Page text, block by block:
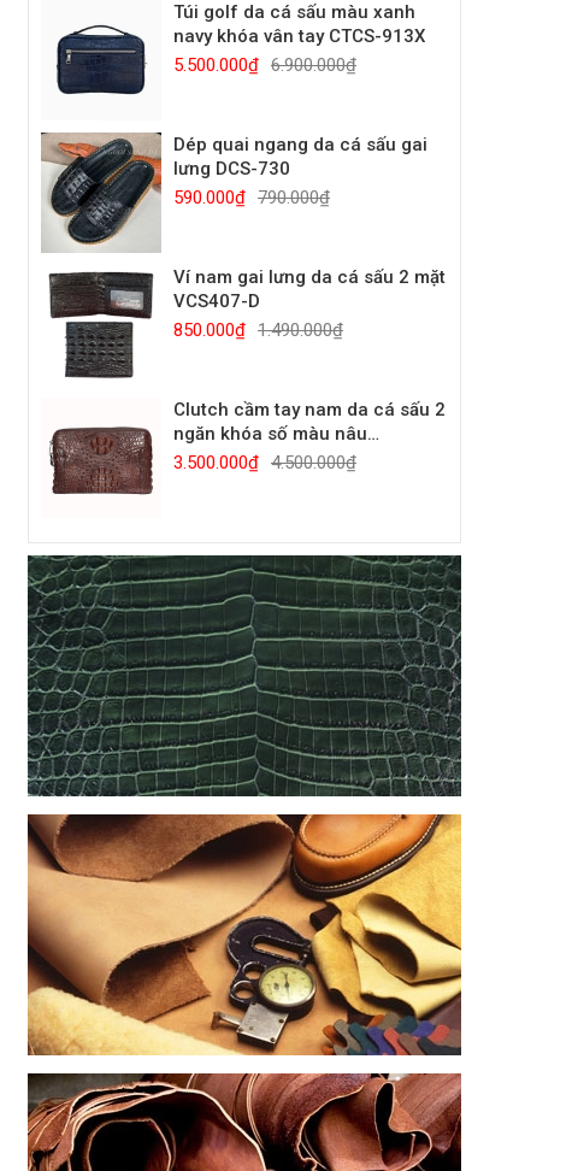
Túi golf da cá sấu màu xanh
navy khóa vân tay CTCS-913X
5.500.000₫ 6.900.000₫
Dép quai ngang da cá sấu gai
lưng DCS-730
590.000₫ 790.000₫
Ví nam gai lưng da cá sấu 2 mặt
VCS407-D
850.000₫ 1.490.000₫
Clutch cầm tay nam da cá sấu 2
ngăn khóa số màu nâu
CTCS910-N
3.500.000₫ 4.500.000₫